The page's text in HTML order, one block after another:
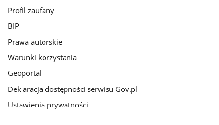
Profil zaufany
BIP
Prawa autorskie
Warunki korzystania
Geoportal
Deklaracja dostępności serwisu Gov.pl
Ustawienia prywatności